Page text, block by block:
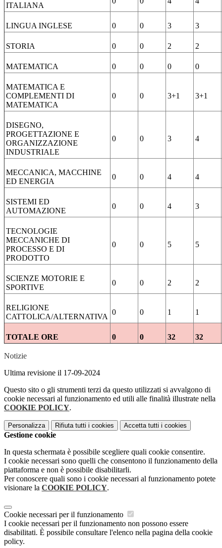
ITALIANA
LINGUA INGLESE 0 0 3 3
STORIA 0 0 2 2
MATEMATICA 0 0 0 0
MATEMATICA E
COMPLEMENTI DI
MATEMATICA
0 0 3+1 3+1
DISEGNO,
PROGETTAZIONE E
ORGANIZZAZIONE
INDUSTRIALE
0 0 3 4
MECCANICA, MACCHINE
ED ENERGIA
0 0 4 4
SISTEMI ED
AUTOMAZIONE
0 0 4 3
TECNOLOGIE
MECCANICHE DI
PROCESSO E DI
PRODOTTO
0 0 5 5
SCIENZE MOTORIE E
SPORTIVE
0 0 2 2
RELIGIONE
CATTOLICA/ALTERNATIVA
0 0 1 1
TOTALE ORE 0 0 32 32
Notizie
Ultima revisione il 17-09-2024
Questo sito o gli strumenti terzi da questo utilizzati si avvalgono di
cookie necessari al funzionamento ed utili alle finalità illustrate nella
COOKIE POLICY.
Personalizza Rifiuta tutti i cookies Accetta tutti i cookies
Gestione cookie
In questa schermata è possibile scegliere quali cookie consentire.
I cookie necessari sono quelli che consentono il funzionamento della
piattaforma e non è possibile disabilitarli.
Per conoscere quali sono i cookie necessari al funzionamento potete
visionare la COOKIE POLICY.
Cookie necessari per il funzionamento
I cookie necessari per il funzionamento non possono essere
disabilitati. È possibile consultare l'elenco nella pagina della cookie
policy.